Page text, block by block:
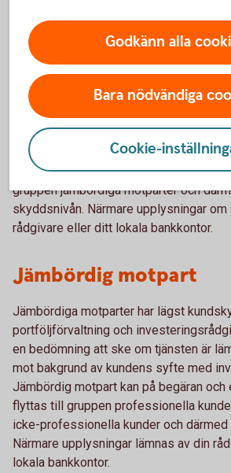
kunskaper. Vid andra typer av tjänster
vad som gäller beträffande icke
ingen bedömning avseende om
bakgrund av kundens kunskaper och
Professionella kunder kan på begäran
medgivande flyttas till gruppen icke-
och därmed höja skyddsnivån.
också på begäran och efter bankens
gruppen jämbördiga motparter och
skyddsnivån. Närmare upplysningar
rådgivare eller ditt lokala bankkontor.
Jämbördig motpart
Jämbördiga motparter har lägst
portföljförvaltning och
en bedömning att ske om tjänsten är
mot bakgrund av kundens syfte med
Jämbördig motpart kan på begäran
flyttas till gruppen professionella
icke-professionella kunder och därmed
Närmare upplysningar lämnas av din
lokala bankkontor.
Godkänn alla
Bara nödvändiga
Cookie-